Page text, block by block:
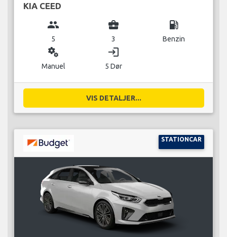
KIA CEED
group
5
business_center
3
local_gas_station
Benzin
miscellaneous_services
Manuel
login
5 Dør
VIS DETALJER...
STATIONCAR